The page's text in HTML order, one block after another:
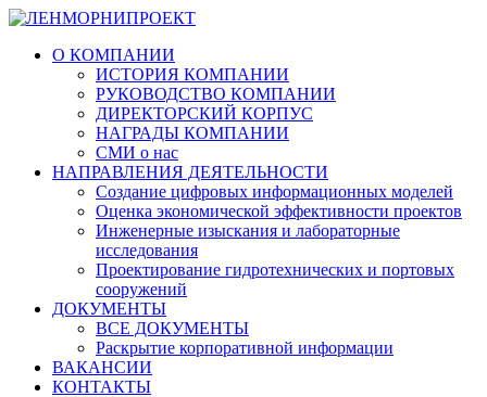
О КОМПАНИИ
ИСТОРИЯ КОМПАНИИ
РУКОВОДСТВО КОМПАНИИ
ДИРЕКТОРСКИЙ КОРПУС
НАГРАДЫ КОМПАНИИ
СМИ о нас
НАПРАВЛЕНИЯ ДЕЯТЕЛЬНОСТИ
Создание цифровых информационных моделей
Оценка экономической эффективности проектов
Инженерные изыскания и лабораторные
исследования
Проектирование гидротехнических и портовых
сооружений
ДОКУМЕНТЫ
ВСЕ ДОКУМЕНТЫ
Раскрытие корпоративной информации
ВАКАНСИИ
КОНТАКТЫ